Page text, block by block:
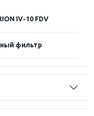
IV-10 FDV
фильтр